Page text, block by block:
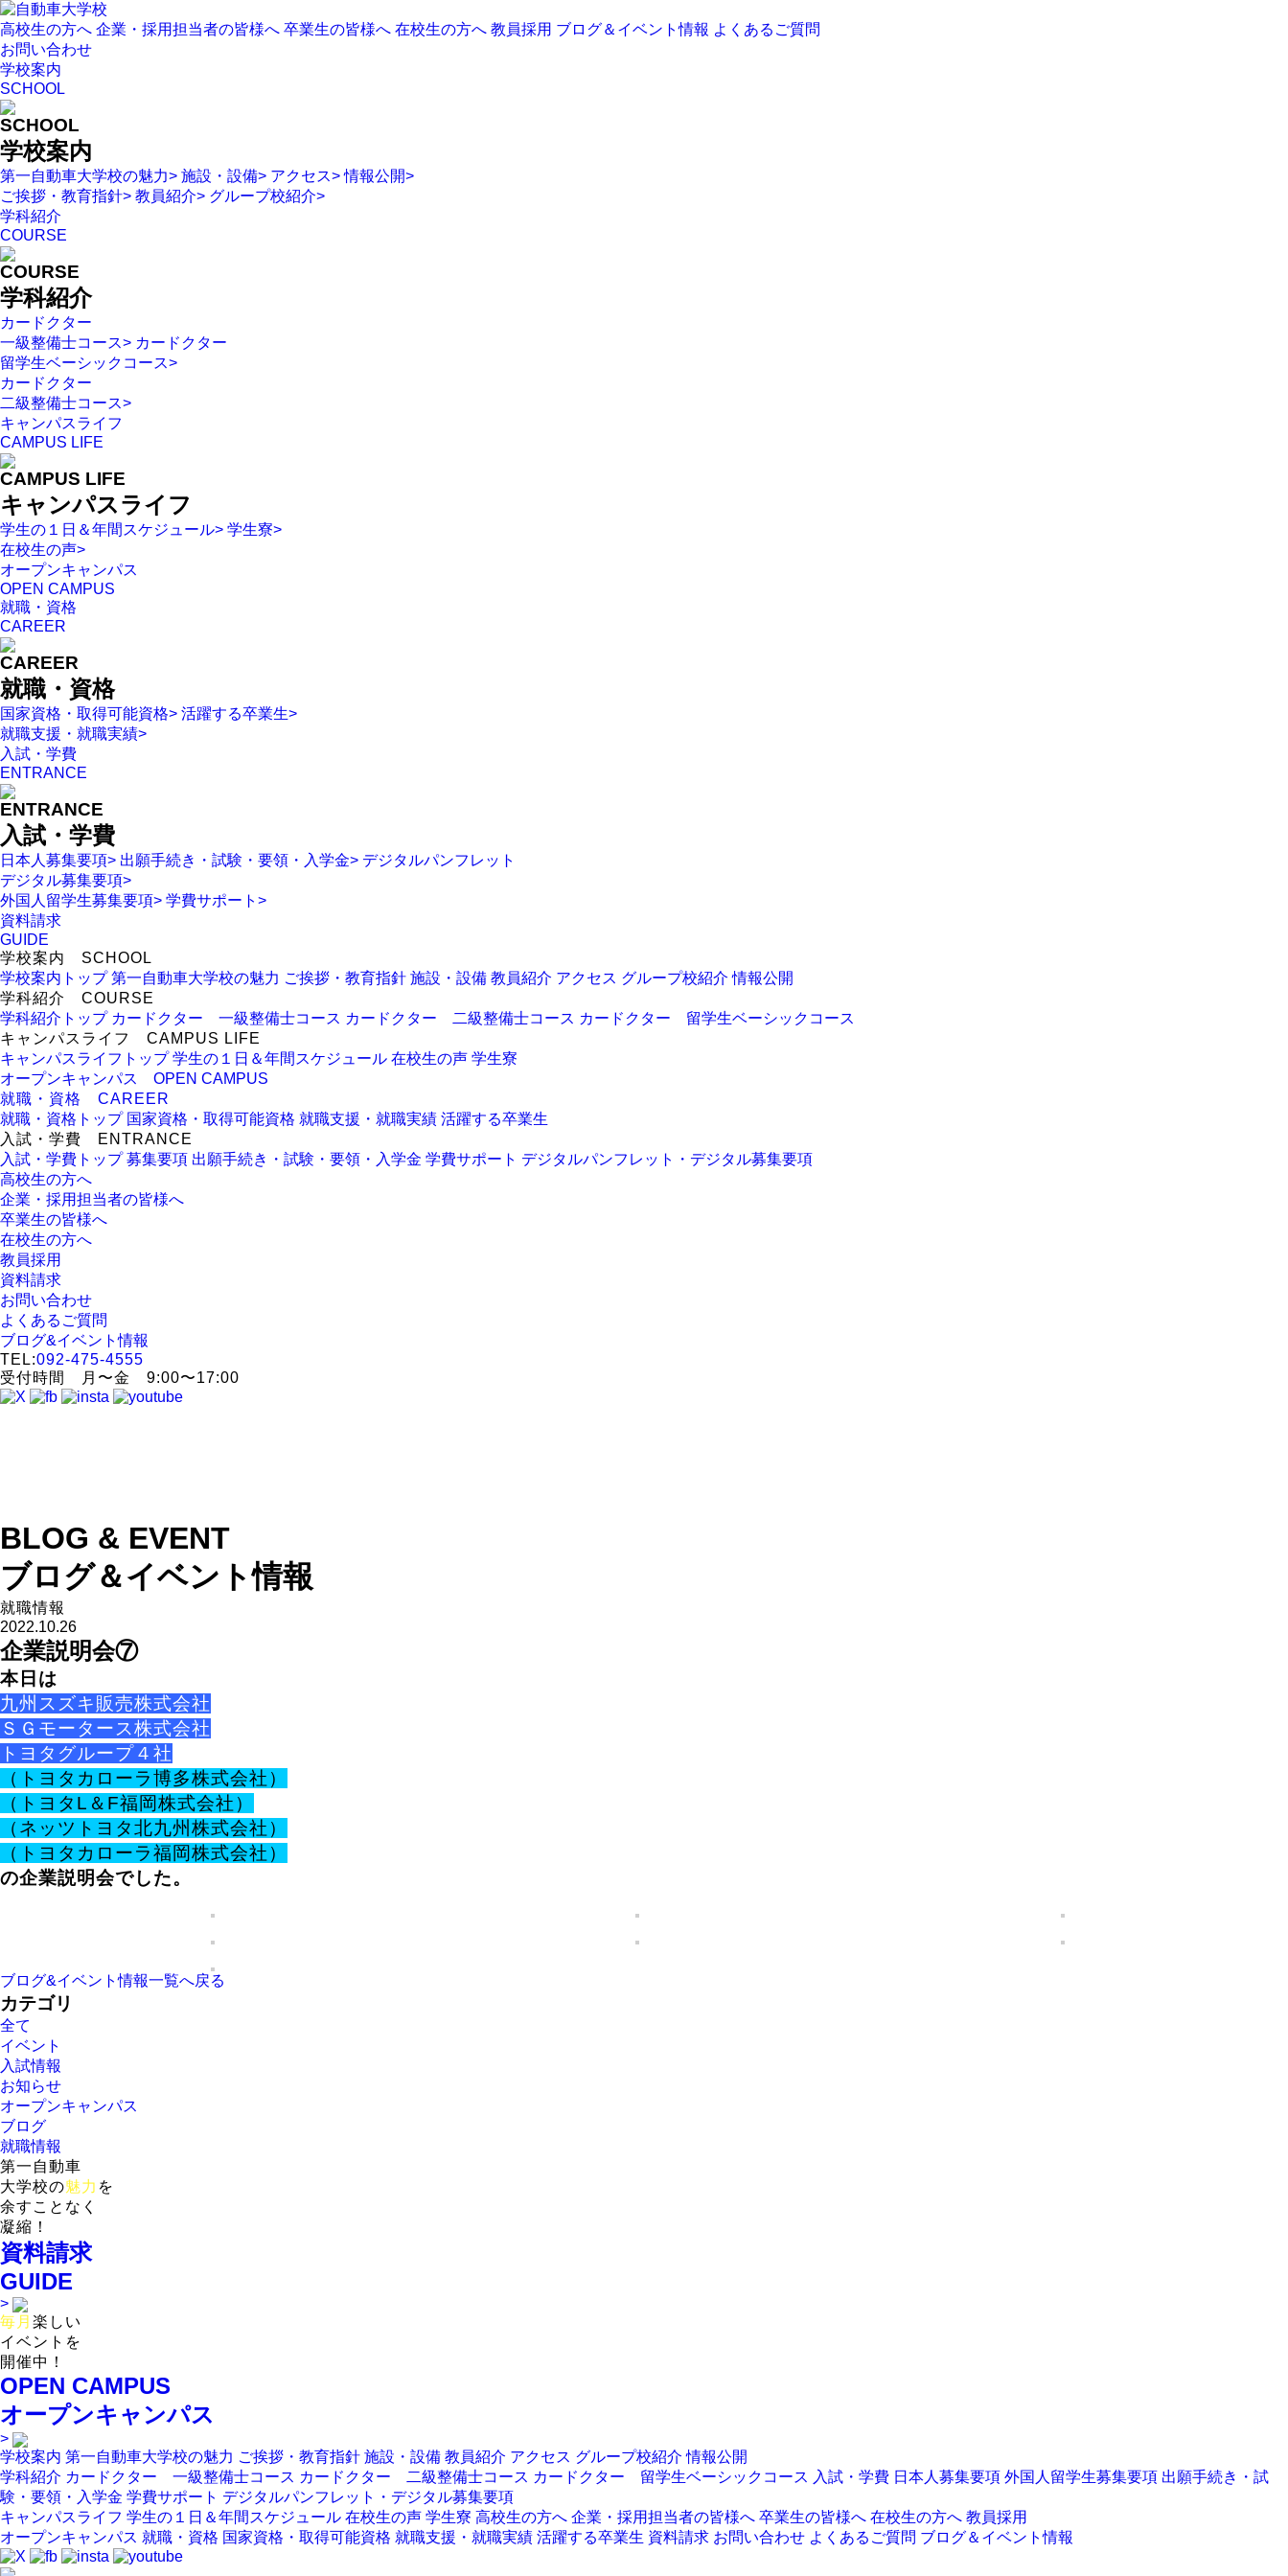
高校生の方へ 企業・採用担当者の皆様へ 卒業生の皆様へ 在校生の方へ 教員採用 ブログ＆イベント情報 よくあるご質問
お問い合わせ
学校案内
SCHOOL
SCHOOL
学校案内
第一自動車大学校の魅力> 施設・設備> アクセス> 情報公開>
ご挨拶・教育指針> 教員紹介> グループ校紹介>
学科紹介
COURSE
COURSE
学科紹介
カードクター
一級整備士コース> カードクター
留学生ベーシックコース>
カードクター
二級整備士コース>
キャンパスライフ
CAMPUS LIFE
CAMPUS LIFE
キャンパスライフ
学生の１日＆年間スケジュール> 学生寮>
在校生の声>
オープンキャンパス
OPEN CAMPUS
就職・資格
CAREER
CAREER
就職・資格
国家資格・取得可能資格> 活躍する卒業生>
就職支援・就職実績>
入試・学費
ENTRANCE
ENTRANCE
入試・学費
日本人募集要項> 出願手続き・試験・要領・入学金> デジタルパンフレット
デジタル募集要項>
外国人留学生募集要項> 学費サポート >
資料請求
GUIDE
学校案内 SCHOOL
学校案内トップ 第一自動車大学校の魅力 ご挨拶・教育指針 施設・設備 教員紹介 アクセス グループ校紹介 情報公開
学科紹介 COURSE
学科紹介トップ カードクター 一級整備士コース カードクター 二級整備士コース カードクター 留学生ベーシックコース
キャンパスライフ CAMPUS LIFE
キャンパスライフトップ 学生の１日＆年間スケジュール 在校生の声 学生寮
オープンキャンパス OPEN CAMPUS
就職・資格 CAREER
就職・資格トップ 国家資格・取得可能資格 就職支援・就職実績 活躍する卒業生
入試・学費
ENTRANCE
入試・学費トップ 募集要項 出願手続き・試験・要領・入学金 学費サポート デジタルパンフレット・デジタル募集要項
高校生の方へ
企業・採用担当者の皆様へ
卒業生の皆様へ
在校生の方へ
教員採用
資料請求
お問い合わせ
よくあるご質問
ブログ&イベント情報
TEL:092-475-4555
受付時間 月〜金 9:00〜17:00
BLOG & EVENT
ブログ＆イベント情報
就職情報
2022.10.26
企業説明会⑦
本日は
九州スズキ販売株式会社
ＳＧモータース株式会社
トヨタグループ４社
（トヨタカローラ博多株式会社）
（トヨタL＆F福岡株式会社）
（ネッツトヨタ北九州株式会社）
（トヨタカローラ福岡株式会社）
の企業説明会でした。
ブログ&イベント情報一覧へ戻る
カテゴリ
全て
イベント
入試情報
お知らせ
オープンキャンパス
ブログ
就職情報
第一自動車
大学校の魅力 を
余すことなく
凝縮！
資料請求
GUIDE
>
毎月 楽しい
イベントを
開催中！
OPEN CAMPUS
オープンキャンパス
>
学校案内 第一自動車大学校の魅力 ご挨拶・教育指針 施設・設備 教員紹介 アクセス グループ校紹介 情報公開
学科紹介 カードクター 一級整備士コース カードクター 二級整備士コース カードクター 留学生ベーシックコース 入試・学費 日本人募集要項 外国人留学生募集要項 出願手続き・試
験・要領・入学金 学費サポート デジタルパンフレット・デジタル募集要項
キャンパスライフ 学生の１日＆年間スケジュール 在校生の声 学生寮 高校生の方へ 企業・採用担当者の皆様へ 卒業生の皆様へ 在校生の方へ 教員採用
オープンキャンパス 就職・資格 国家資格・取得可能資格 就職支援・就職実績 活躍する卒業生 資料請求 お問い合わせ よくあるご質問 ブログ＆イベント情報